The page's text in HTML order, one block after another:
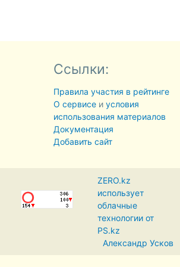
Ссылки:
Правила участия в рейтинге
О сервисеи условия
использования материалов
Документация
Добавить сайт
ZERO.kz
использует
облачные
технологии от
PS.kz
Александр Усков